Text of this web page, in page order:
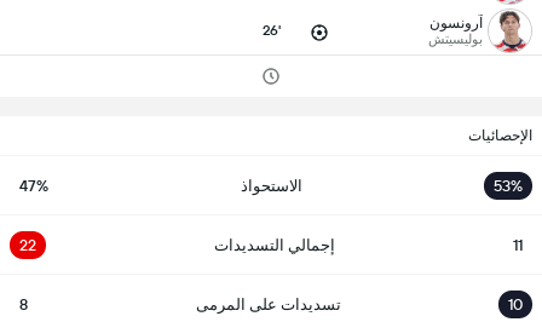
آرونسون
بوليسيتش 26'
الإحصائيات
53% الاستحواذ 47%
11 إجمالي التسديدات 22
10 تسديدات على المرمى 8